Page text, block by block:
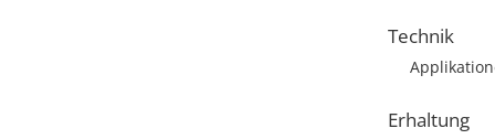
Technik
Erhaltung